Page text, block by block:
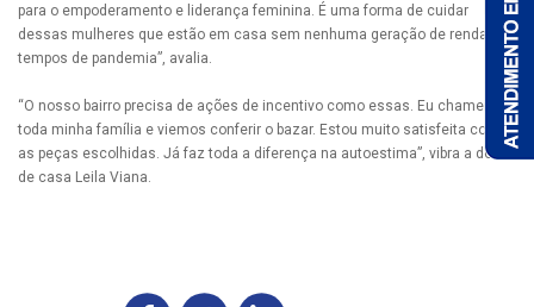
para o empoderamento e liderança feminina. É uma forma de cuidar
dessas mulheres que estão em casa sem nenhuma geração de renda em
tempos de pandemia”, avalia.
“O nosso bairro precisa de ações de incentivo como essas. Eu chamei
toda minha família e viemos conferir o bazar. Estou muito satisfeita com
as peças escolhidas. Já faz toda a diferença na autoestima”, vibra a dona
de casa Leila Viana.